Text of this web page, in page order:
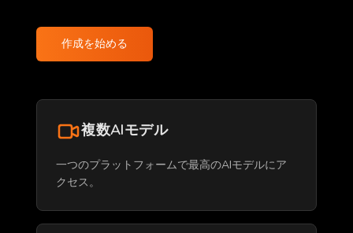
作成を始める
複数AIモデル
一つのプラットフォームで最高のAIモデルにア
クセス。